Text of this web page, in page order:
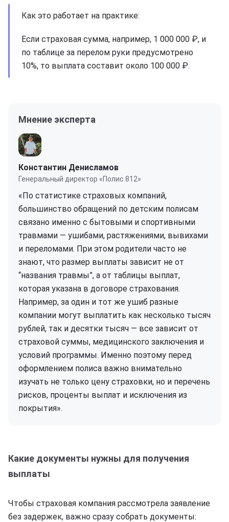
Как это работает на практике:
Если страховая сумма, например, 1 000 000 ₽, и
по таблице за перелом руки предусмотрено
10%, то выплата составит около 100 000 ₽.
Мнение эксперта
Константин Денисламов
Генеральный директор «Полис 812»
«По статистике страховых компаний,
большинство обращений по детским полисам
связано именно с бытовыми и спортивными
травмами — ушибами, растяжениями, вывихами
и переломами. При этом родители часто не
знают, что размер выплаты зависит не от
“названия травмы”, а от таблицы выплат,
которая указана в договоре страхования.
Например, за один и тот же ушиб разные
компании могут выплатить как несколько тысяч
рублей, так и десятки тысяч — все зависит от
страховой суммы, медицинского заключения и
условий программы. Именно поэтому перед
оформлением полиса важно внимательно
изучать не только цену страховки, но и перечень
рисков, проценты выплат и исключения из
покрытия».
Какие документы нужны для получения
выплаты
Чтобы страховая компания рассмотрела заявление
без задержек, важно сразу собрать документы: